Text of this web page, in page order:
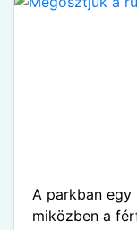
A parkban egy
miközben a